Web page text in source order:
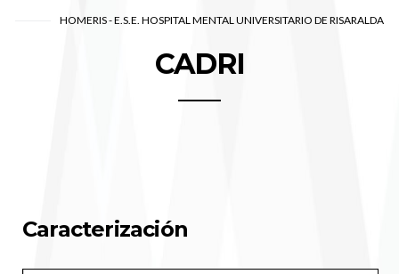
HOMERIS - E.S.E. HOSPITAL MENTAL UNIVERSITARIO DE RISARALDA
CADRI
Caracterización